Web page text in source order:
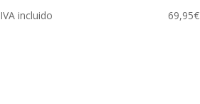
IVA incluido 69,95€